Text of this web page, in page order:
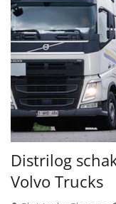
Distrilog
Volvo Trucks